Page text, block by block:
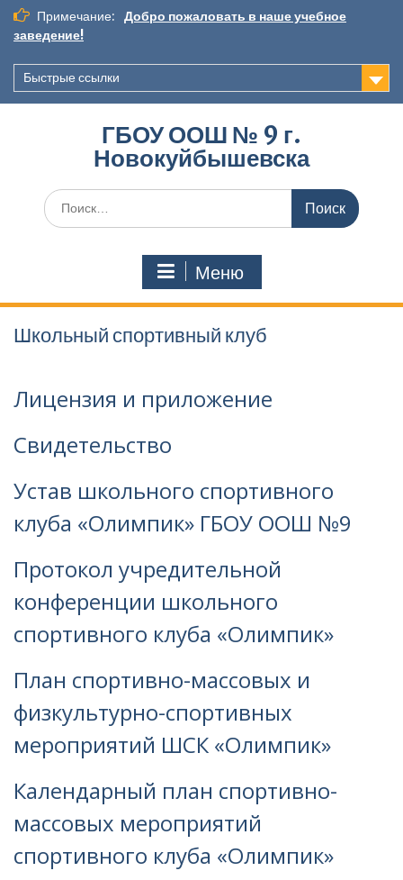
Перейти
содержимому
Примечание:
Добро пожаловать в наше учебное
заведение!
Быстрые ссылки
ГБОУ ООШ № 9 г.
Новокуйбышевска
Искать:
Меню
Школьный спортивный клуб
Лицензия и приложение
Свидетельство
Устав школьного спортивного
клуба «Олимпик» ГБОУ ООШ №9
Протокол учредительной
конференции школьного
спортивного клуба «Олимпик»
План спортивно-массовых и
физкультурно-спортивных
мероприятий ШСК «Олимпик»
Календарный план спортивно-
массовых мероприятий
спортивного клуба «Олимпик»